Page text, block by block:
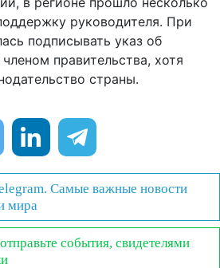
руководителя. При
подписывать указ об
правительства, хотя
страны.
Самые важные новости
мира
события, свидетелями